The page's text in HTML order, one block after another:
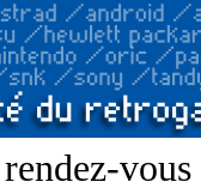
rendez-vous